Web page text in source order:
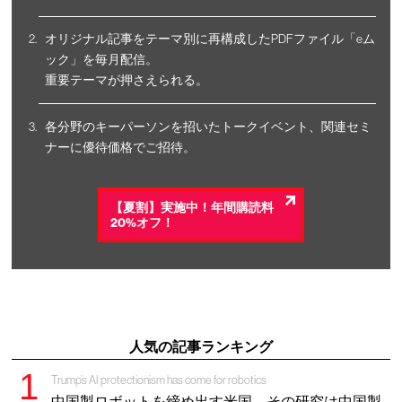
オリジナル記事をテーマ別に再構成したPDFファイル「eム
ック」を毎月配信。
重要テーマが押さえられる。
各分野のキーパーソンを招いたトークイベント、関連セミ
ナーに優待価格でご招待。
【夏割】実施中！年間購読料
20%オフ！
人気の記事ランキング
Trump’s AI protectionism has come for robotics